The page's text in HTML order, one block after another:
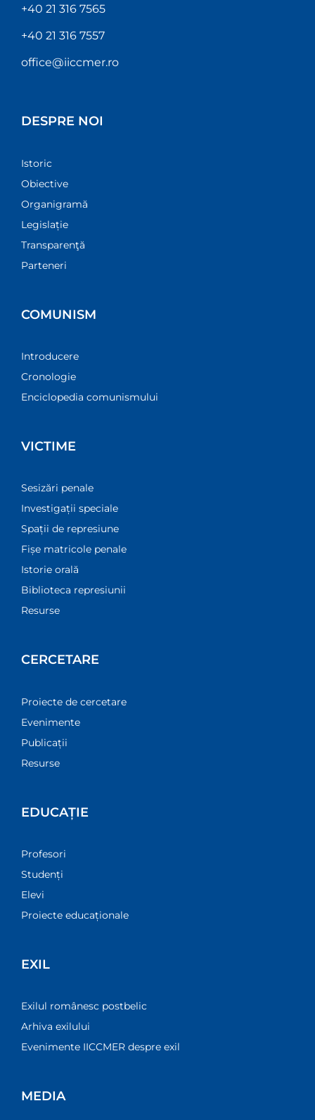
+40 21 316 7565
+40 21 316 7557
office@iiccmer.ro
DESPRE NOI
Istoric
Obiective
Organigramă
Legislație
Transparenţă
Parteneri
COMUNISM
Introducere
Cronologie
Enciclopedia comunismului
VICTIME
Sesizări penale
Investigații speciale
Spații de represiune
Fișe matricole penale
Istorie orală
Biblioteca represiunii
Resurse
CERCETARE
Proiecte de cercetare
Evenimente
Publicații
Resurse
EDUCAȚIE
Profesori
Studenți
Elevi
Proiecte educaționale
EXIL
Exilul românesc postbelic
Arhiva exilului
Evenimente IICCMER despre exil
MEDIA